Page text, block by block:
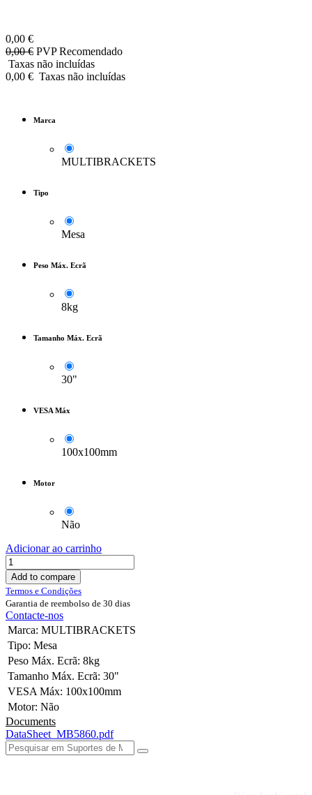
0,00 €
0,00€ PVP Recomendado
Taxas não incluídas
0,00 € Taxas não incluídas
Marca
MULTIBRACKETS
Tipo
Mesa
Peso Máx. Ecrã
8kg
Tamanho Máx. Ecrã
30"
VESA Máx
100x100mm
Motor
Não
Adicionar ao carrinho
Add to compare
Termos e Condições
Garantia de reembolso de 30 dias
Contacte-nos
Marca: MULTIBRACKETS
Tipo: Mesa
Peso Máx. Ecrã: 8kg
Tamanho Máx. Ecrã: 30"
VESA Máx: 100x100mm
Motor: Não
Documents
DataSheet_MB5860.pdf